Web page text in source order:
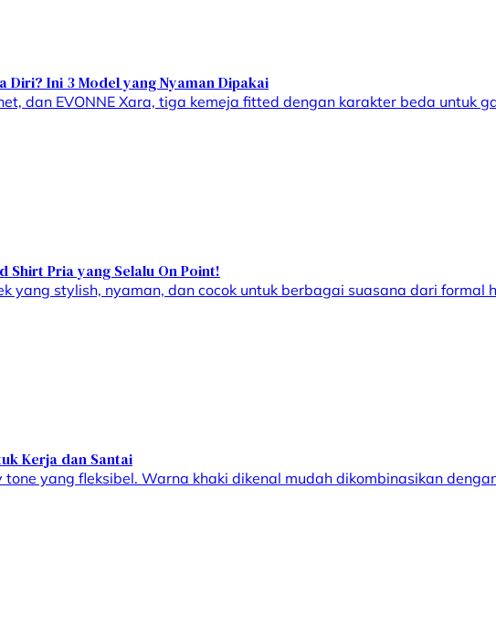
Diri? Ini 3 Model yang Nyaman Dipakai
dan EVONNE Xara, tiga kemeja fitted dengan karakter beda untuk
Shirt Pria yang Selalu On Point!
yang stylish, nyaman, dan cocok untuk berbagai suasana dari formal
Kerja dan Santai
yang fleksibel. Warna khaki dikenal mudah dikombinasikan